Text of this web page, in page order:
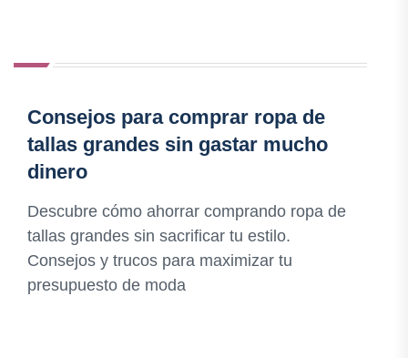
Consejos para comprar ropa de
tallas grandes sin gastar mucho
dinero
Descubre cómo ahorrar comprando ropa de
tallas grandes sin sacrificar tu estilo.
Consejos y trucos para maximizar tu
presupuesto de moda